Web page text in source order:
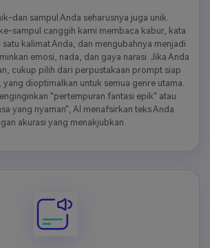
dan sampul Anda seharusnya juga unik.
sampul canggih kami membaca kabur, kata
satu kalimat Anda, dan mengubahnya menjadi
emosi, nada, dan gaya narasi. Jika Anda
cukup pilih dari perpustakaan prompt siap
dioptimalkan untuk semua genre utama.
"pertempuran fantasi epik" atau
yang nyaman", AI menafsirkan teks Anda
akurasi yang menakjubkan.